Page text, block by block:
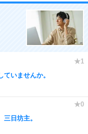
ていませんか。
日坊主。